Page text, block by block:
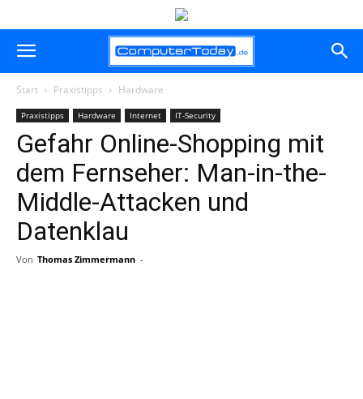
Start Praxistipps Hardware
Praxistipps Hardware Internet IT-Security
Gefahr Online-Shopping mit
dem Fernseher: Man-in-the-
Middle-Attacken und
Datenklau
Von Thomas Zimmermann -